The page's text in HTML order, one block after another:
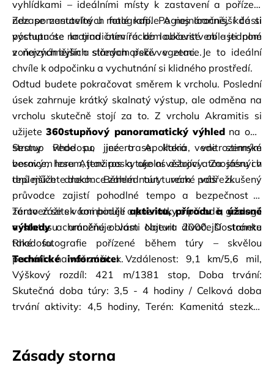
vyhlídkami – ideálními místy k zastavení a pořízení
nezapomenutelných fotografií. Po nejnáročnější části
výstupu se krajina otevírá do loukovité oblasti plné
voňavých bylin a středomořské vegetace.
Zde se zastavíte u malé kaple Agios Ioannis, kde si
pochutnáte na tradičním řeckém občerstvení – jednom
z nejznámějších slaných pečiv v zemi. Je to ideální
chvíle k odpočinku a vychutnání si klidného prostředí.
Odtud budete pokračovat směrem k vrcholu. Poslední
úsek zahrnuje krátký skalnatý výstup, ale odměna na
vrcholu skutečně stojí za to. Z vrcholu Akramitis si
užijete 360stupňový panoramatický výhled na obě
strany Rhodosu, jezero Apollakia, vnitrozemské
vesnice, horu Attaviros a okolní ostrovy. Za jasných
dnů můžete dokonce zahlédnout turecké pobřeží.
Sestup vede po jiné trase, která vede stinným
borovým lesem, jenž poskytuje osvěžující atmosféru i v
teplejších dnech. Během túry vám váš zkušený
průvodce zajistí pohodlné tempo a bezpečnost a
zároveň se s vámi podělí o poznatky o přírodě, geologii
a statusu chráněné oblasti Natura 2000. Dostanete
také fotografie pořízené během túry – skvělou
památku na váš zážitek.
Tento zážitek kombinuje aktivitu, přírodu a úžasné
výhledy a umožňuje vám objevit divočejší stránku
Rhodosu.
Technické informace: Vzdálenost: 9,1 km/5,6 mil,
Výškový rozdíl: 421 m/1381 stop, Doba trvání:
Skutečná doba túry: 3,5 - 4 hodiny / Celková doba
trvání aktivity: 4,5 hodiny, Terén: Kamenitá stezka,
Zásady storna